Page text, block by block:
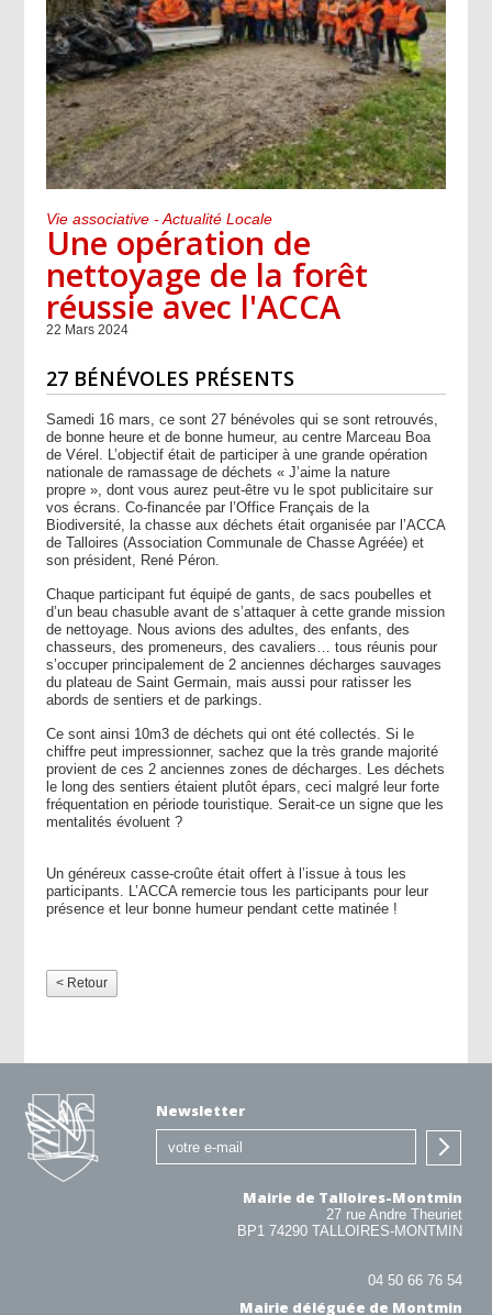
Vie associative - Actualité Locale
Une opération de
nettoyage de la forêt
réussie avec l'ACCA
22 Mars 2024
27 BÉNÉVOLES PRÉSENTS
Samedi 16 mars, ce sont 27 bénévoles qui se sont retrouvés,
de bonne heure et de bonne humeur, au centre Marceau Boa
de Vérel. L’objectif était de participer à une grande opération
nationale de ramassage de déchets « J’aime la nature
propre », dont vous aurez peut-être vu le spot publicitaire sur
vos écrans. Co-financée par l’Office Français de la
Biodiversité, la chasse aux déchets était organisée par l’ACCA
de Talloires (Association Communale de Chasse Agréée) et
son président, René Péron.
Chaque participant fut équipé de gants, de sacs poubelles et
d’un beau chasuble avant de s’attaquer à cette grande mission
de nettoyage. Nous avions des adultes, des enfants, des
chasseurs, des promeneurs, des cavaliers… tous réunis pour
s’occuper principalement de 2 anciennes décharges sauvages
du plateau de Saint Germain, mais aussi pour ratisser les
abords de sentiers et de parkings.
Ce sont ainsi 10m3 de déchets qui ont été collectés. Si le
chiffre peut impressionner, sachez que la très grande majorité
provient de ces 2 anciennes zones de décharges. Les déchets
le long des sentiers étaient plutôt épars, ceci malgré leur forte
fréquentation en période touristique. Serait-ce un signe que les
mentalités évoluent ?
Un généreux casse-croûte était offert à l’issue à tous les
participants. L’ACCA remercie tous les participants pour leur
présence et leur bonne humeur pendant cette matinée !
< Retour
Newsletter
Mairie de Talloires-Montmin
27 rue Andre Theuriet
BP1 74290 TALLOIRES-MONTMIN
04 50 66 76 54
Mairie déléguée de Montmin